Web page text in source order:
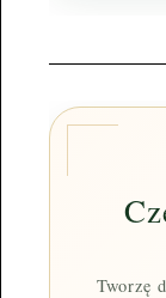
Tworzę